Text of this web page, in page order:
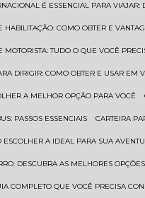
É ESSENCIAL PARA
HABILITAÇÃO: COMO OBTER E
MOTORISTA: TUDO O QUE VOCÊ
DIRIGIR: COMO OBTER E USAR EM
A MELHOR OPÇÃO PARA VOCÊ
PASSOS ESSENCIAIS CARTEIRA
ESCOLHER A IDEAL PARA SUA
DESCUBRA AS MELHORES
COMPLETO QUE VOCÊ PRECISA